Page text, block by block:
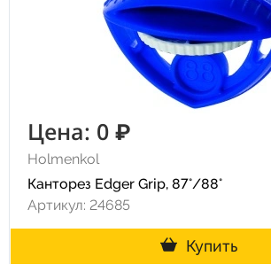
Цена: 0 ₽
Holmenkol
Канторез Edger Grip, 87°/88°
Артикул: 24685
Купить